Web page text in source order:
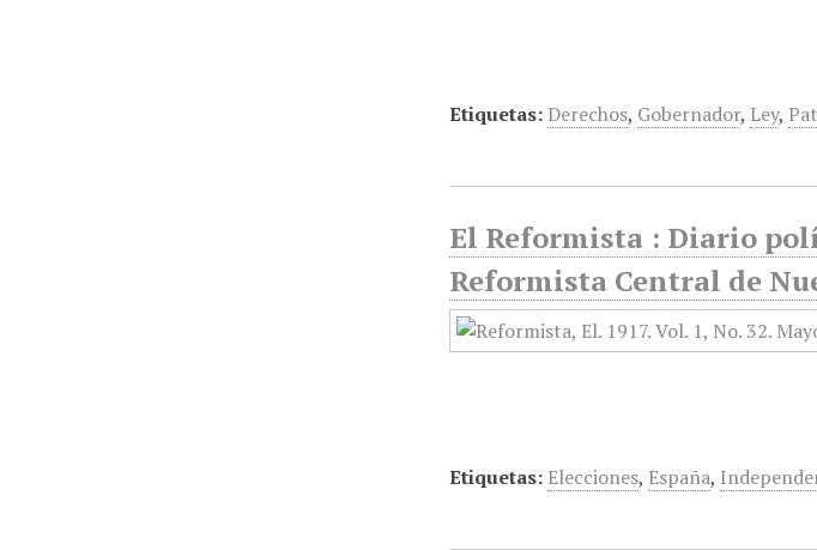
Etiquetas: Derechos, Gobernador, Ley,
El Reformista : Diario
Reformista Central de
Etiquetas: Elecciones, España,